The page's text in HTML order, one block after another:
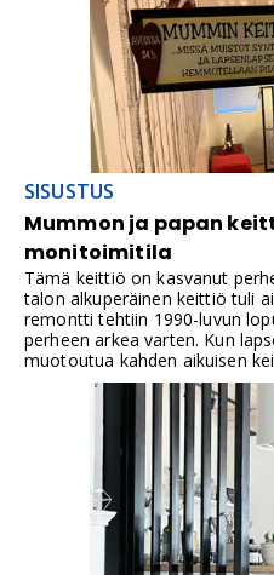
SISUSTUS
Mummon ja papan
monitoimitila
Tämä keittiö on kasvanut
talon alkuperäinen keittiö tuli
remontti tehtiin 1990-luvun
perheen arkea varten. Kun
muotoutua kahden aikuisen
rauhallisempi ja yhdessäolo